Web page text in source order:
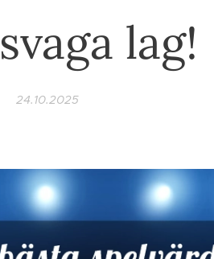
lag!
24.10.2025